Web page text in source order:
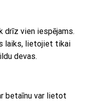
drīz vien iespējams.
laiks, lietojiet tikai
devas.
betaīnu var lietot